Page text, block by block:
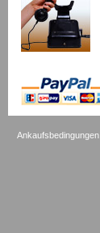
Ankaufsbedingungen